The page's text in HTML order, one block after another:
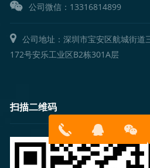
公司微信：13316814899
公司地址：深圳市宝安区航城街道
172号安乐工业区B2栋301A层
扫描二维码
13316814在线客服